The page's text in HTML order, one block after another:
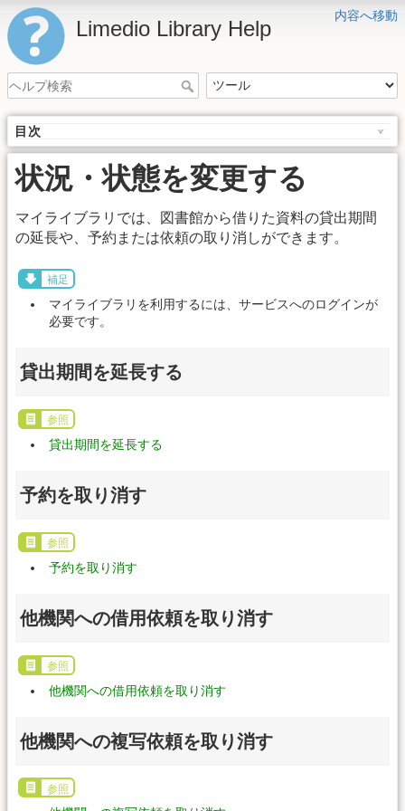
内容へ移動
Limedio Library Help
目次
状況・状態を変更する
マイライブラリでは、図書館から借りた資料の貸出期間
の延長や、予約または依頼の取り消しができます。
補足
マイライブラリを利用するには、サービスへのログインが
必要です。
貸出期間を延長する
参照
貸出期間を延長する
予約を取り消す
参照
予約を取り消す
他機関への借用依頼を取り消す
参照
他機関への借用依頼を取り消す
他機関への複写依頼を取り消す
参照